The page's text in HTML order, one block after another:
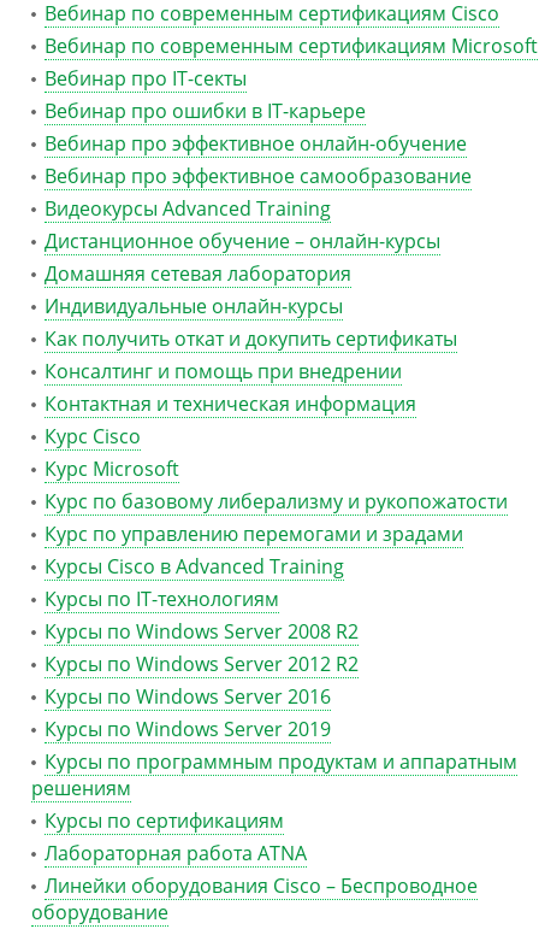
Вебинар по современным сертификациям Cisco
Вебинар по современным сертификациям Microsoft
Вебинар про IT-секты
Вебинар про ошибки в IT-карьере
Вебинар про эффективное онлайн-обучение
Вебинар про эффективное самообразование
Видеокурсы Advanced Training
Дистанционное обучение – онлайн-курсы
Домашняя сетевая лаборатория
Индивидуальные онлайн-курсы
Как получить откат и докупить сертификаты
Консалтинг и помощь при внедрении
Контактная и техническая информация
Курс Cisco
Курс Microsoft
Курс по базовому либерализму и рукопожатости
Курс по управлению перемогами и зрадами
Курсы Cisco в Advanced Training
Курсы по IT-технологиям
Курсы по Windows Server 2008 R2
Курсы по Windows Server 2012 R2
Курсы по Windows Server 2016
Курсы по Windows Server 2019
Курсы по программным продуктам и аппаратным
решениям
Курсы по сертификациям
Лабораторная работа ATNA
Линейки оборудования Cisco – Беспроводное
оборудование